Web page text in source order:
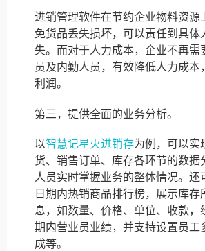
进销管理软件在节约企业物料资源
免货品丢失损坏，可以责任到具体
失。而对于人力成本，企业不再需
员及内勤人员，有效降低人力成本
利润。
第三，提供全面的业务分析。
以智慧记星火进销存为例，可以实
货、销售订单、库存各环节的数据
人员实时掌握业务的整体情况。还
日期内热销商品排行榜，展示库存
息，如数量、价格、单位、收款，
期内营业员业绩，并支持设置员工
成等。